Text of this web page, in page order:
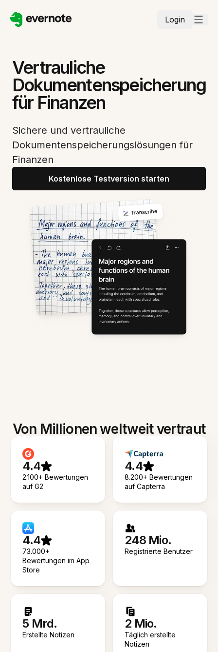
Login
Vertrauliche
Dokumentenspeicherung
für Finanzen
Sichere und vertrauliche
Dokumentenspeicherungslösungen für
Finanzen
Kostenlose Testversion starten
Von Millionen weltweit vertraut
4.4
2.100+ Bewertungen
auf G2
4.4
8.200+ Bewertungen
auf Capterra
4.4
73.000+
Bewertungen im App
Store
248 Mio.
Registrierte Benutzer
5 Mrd.
Erstellte Notizen
2 Mio.
Täglich erstellte
Notizen